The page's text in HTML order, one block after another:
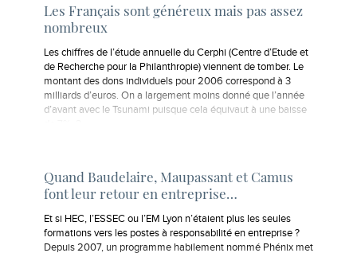
Les Français sont généreux mais pas assez
nombreux
Les chiffres de l’étude annuelle du Cerphi (Centre d’Etude et
de Recherche pour la Philanthropie) viennent de tomber. Le
montant des dons individuels pour 2006 correspond à 3
milliards d’euros. On a largement moins donné que l’année
d’avant avec le Tsunami puisque cela équivaut à une baisse
Quand Baudelaire, Maupassant et Camus
font leur retour en entreprise…
Et si HEC, l’ESSEC ou l’EM Lyon n’étaient plus les seules
formations vers les postes à responsabilité en entreprise ?
Depuis 2007, un programme habilement nommé Phénix met